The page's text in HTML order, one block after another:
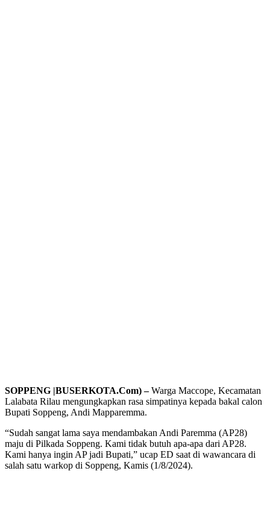
SOPPENG |BUSERKOTA.Com) –Warga Maccope, Kecamatan
Lalabata Rilau mengungkapkan rasa simpatinya kepada bakal calon
Bupati Soppeng, Andi Mapparemma.
“Sudah sangat lama saya mendambakan Andi Paremma (AP28)
maju di Pilkada Soppeng. Kami tidak butuh apa-apa dari AP28.
Kami hanya ingin AP jadi Bupati,” ucap ED saat di wawancara di
salah satu warkop di Soppeng, Kamis (1/8/2024).